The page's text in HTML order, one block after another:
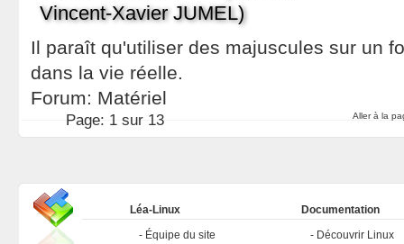
Vincent-Xavier JUMEL)
Il paraît qu'utiliser des majuscules sur un
dans la vie réelle.
Forum: Matériel
Aller à la
Page: 1 sur 13
Léa-Linux
Équipe du site
Documentation
Découvrir Linux